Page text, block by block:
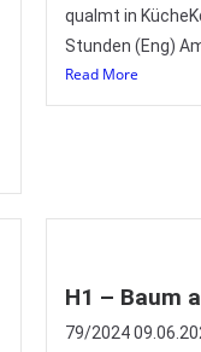
qualmt in
Stunden (Eng)
Read More
H1 – Baum
79/2024